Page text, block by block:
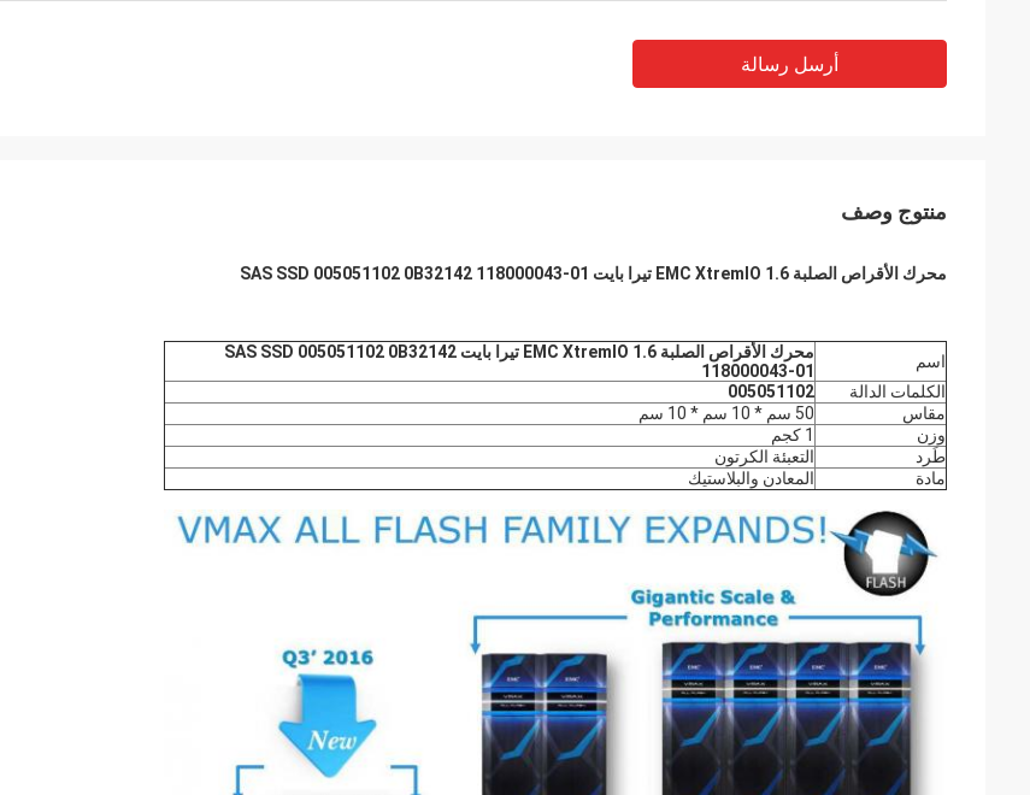
أرسل رسالة
منتوج وصف
محرك الأقراص الصلبة EMC XtremIO 1.6 تيرا بايت SAS SSD 005051102 0B32142 118000043-01
اسم
محرك الأقراص الصلبة EMC XtremIO 1.6 تيرا بايت SAS SSD 005051102 0B32142
118000043-01
الكلمات الدالة
005051102
مقاس
50 سم * 10 سم * 10 سم
وزن
1 كجم
طَرد
التعبئة الكرتون
مادة
المعادن والبلاستيك